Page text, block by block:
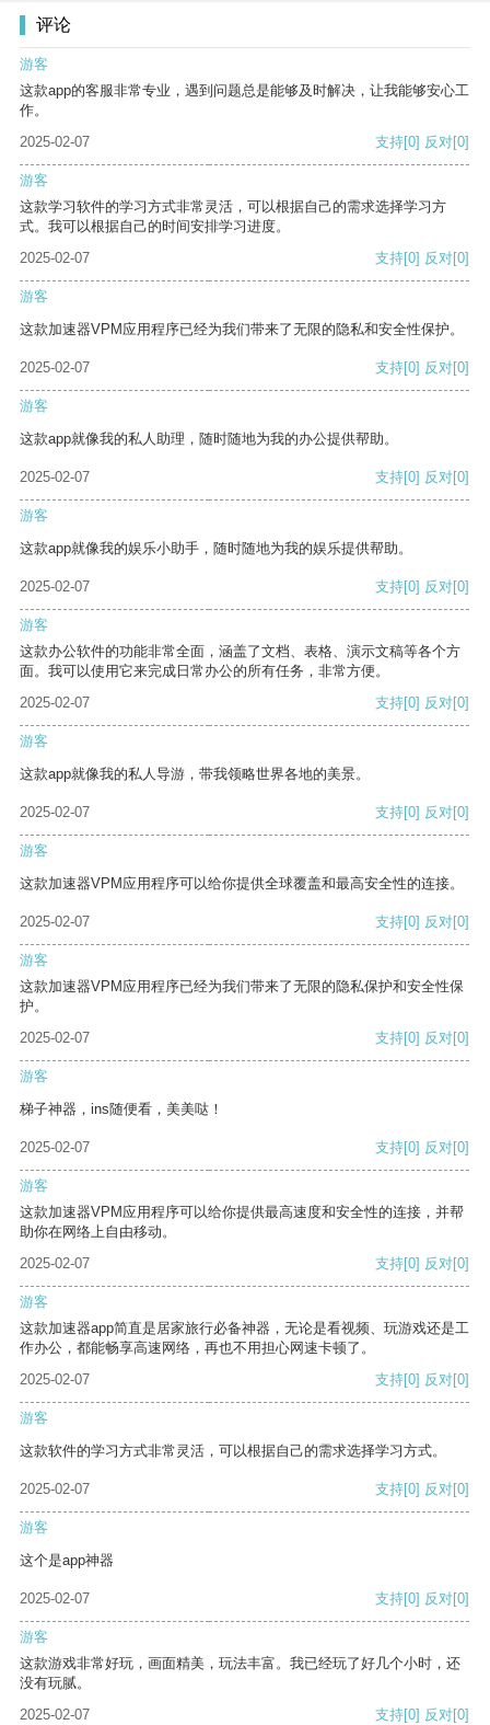
评论
游客
这款app的客服非常专业，遇到问题总是能够及时解决，让我能够安心工
作。
2025-02-07
支持[0] 反对[0]
游客
这款学习软件的学习方式非常灵活，可以根据自己的需求选择学习方
式。我可以根据自己的时间安排学习进度。
2025-02-07
支持[0] 反对[0]
游客
这款加速器VPM应用程序已经为我们带来了无限的隐私和安全性保护。
2025-02-07 支持[0] 反对[0]
游客
这款app就像我的私人助理，随时随地为我的办公提供帮助。
2025-02-07 支持[0] 反对[0]
游客
这款app就像我的娱乐小助手，随时随地为我的娱乐提供帮助。
2025-02-07 支持[0] 反对[0]
游客
这款办公软件的功能非常全面，涵盖了文档、表格、演示文稿等各个方
面。我可以使用它来完成日常办公的所有任务，非常方便。
2025-02-07
支持[0] 反对[0]
游客
这款app就像我的私人导游，带我领略世界各地的美景。
2025-02-07 支持[0] 反对[0]
游客
这款加速器VPM应用程序可以给你提供全球覆盖和最高安全性的连接。
2025-02-07 支持[0] 反对[0]
游客
这款加速器VPM应用程序已经为我们带来了无限的隐私保护和安全性保
护。
2025-02-07
支持[0] 反对[0]
游客
梯子神器，ins随便看，美美哒！
2025-02-07 支持[0] 反对[0]
游客
这款加速器VPM应用程序可以给你提供最高速度和安全性的连接，并帮
助你在网络上自由移动。
2025-02-07
支持[0] 反对[0]
游客
这款加速器app简直是居家旅行必备神器，无论是看视频、玩游戏还是工
作办公，都能畅享高速网络，再也不用担心网速卡顿了。
2025-02-07
支持[0] 反对[0]
游客
这款软件的学习方式非常灵活，可以根据自己的需求选择学习方式。
2025-02-07 支持[0] 反对[0]
游客
这个是app神器
2025-02-07 支持[0] 反对[0]
游客
这款游戏非常好玩，画面精美，玩法丰富。我已经玩了好几个小时，还
没有玩腻。
2025-02-07
支持[0] 反对[0]